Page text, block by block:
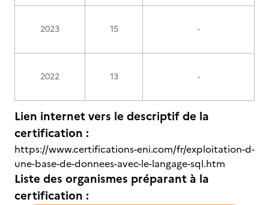
2023 15 -
2022 13 -
Lien internet vers le descriptif de la
certification :
https://www.certifications-eni.com/fr/exploitation-d-
une-base-de-donnees-avec-le-langage-sql.htm
Liste des organismes préparant à la
certification :